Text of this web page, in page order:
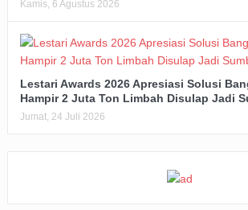
Kamis, 6 Agustus 2026
Lestari Awards 2026 Apresiasi Solusi
Hampir 2 Juta Ton Limbah Disulap Jadi
Jumat, 24 Juli 2026